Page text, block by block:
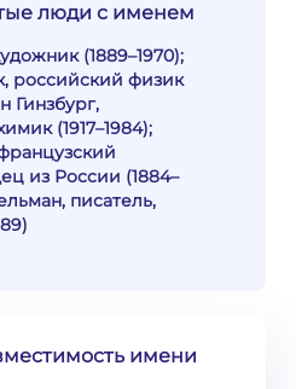
люди с именем
(1889–1970);
российский физик
Гинзбург,
(1917–1984);
из России (1884–
писатель,
имени